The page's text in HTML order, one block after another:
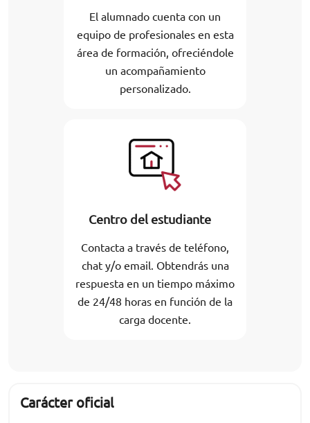
El alumnado cuenta con un
equipo de profesionales en esta
área de formación, ofreciéndole
un acompañamiento
personalizado.
Centro del estudiante
Contacta a través de teléfono,
chat y/o email. Obtendrás una
respuesta en un tiempo máximo
de 24/48 horas en función de la
carga docente.
Carácter oficial